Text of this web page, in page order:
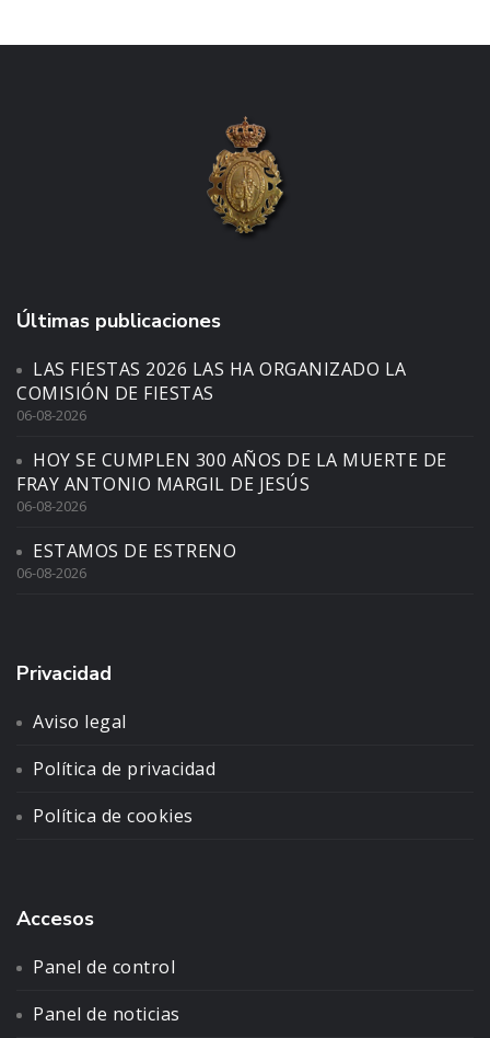
Últimas publicaciones
LAS FIESTAS 2026 LAS HA ORGANIZADO LA
COMISIÓN DE FIESTAS
06-08-2026
HOY SE CUMPLEN 300 AÑOS DE LA MUERTE DE
FRAY ANTONIO MARGIL DE JESÚS
06-08-2026
ESTAMOS DE ESTRENO
06-08-2026
Privacidad
Aviso legal
Política de privacidad
Política de cookies
Accesos
Panel de control
Panel de noticias